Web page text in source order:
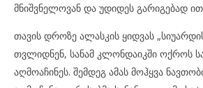
მნიშვნელოვან და უდიდეს გარიგებად
თავის დროზე ალასკის ყიდვას
თვლიდნენ, სანამ კლონდაიკში ოქროს
აღმოაჩინეს. შემდეგ ამას მოჰყვა